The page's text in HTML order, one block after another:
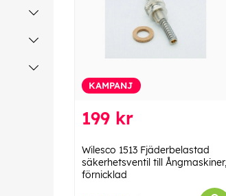
KAMPANJ
199 kr
Wilesco 1513 Fjäderbelastad
säkerhetsventil till Ångmaskiner,
förnicklad